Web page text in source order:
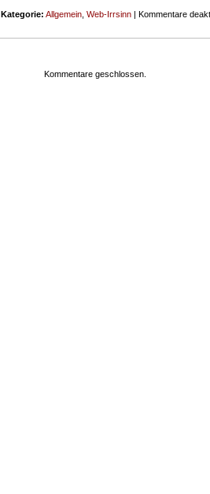
Kategorie: Allgemein Web-Irrsinn | Kommentare
Kommentare geschlossen.